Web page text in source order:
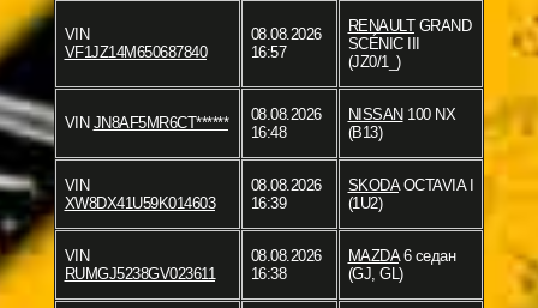
VIN
VF1JZ14M650687840
08.08.2026
16:57
RENAULTGRAND
SCÉNIC III
(JZ0/1_)
VIN JN8AF5MR6CT******
08.08.2026
16:48
NISSAN100 NX
(B13)
VIN
XW8DX41U59K014603
08.08.2026
16:39
SKODAOCTAVIA I
(1U2)
VIN
RUMGJ5238GV023611
08.08.2026
16:38
MAZDA6 седан
(GJ, GL)